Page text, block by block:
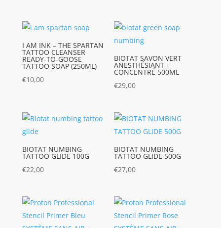
I AM INK – THE SPARTAN
TATTOO CLEANSER
READY-TO-GOOSE
TATTOO SOAP (250ML)
€10,00
BIOTAT SAVON VERT
ANESTHÉSIANT –
CONCENTRÉ 500ML
€29,00
BIOTAT NUMBING
TATTOO GLIDE 100G
€22,00
BIOTAT NUMBING
TATTOO GLIDE 500G
€27,00